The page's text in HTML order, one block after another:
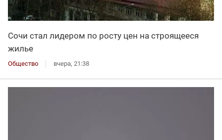
Сочи стал лидером по росту цен на строящееся
жилье
Общество вчера, 21:38